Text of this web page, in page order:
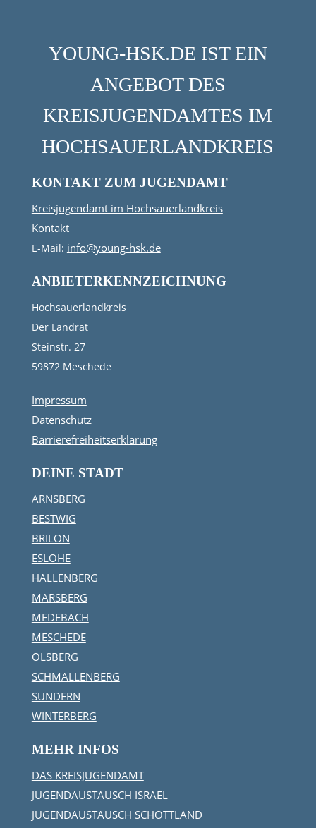
YOUNG-HSK.DE IST EIN
ANGEBOT DES
KREISJUGENDAMTES IM
HOCHSAUERLANDKREIS
KONTAKT ZUM JUGENDAMT
Kreisjugendamt im Hochsauerlandkreis
Kontakt
E-Mail: info@young-hsk.de
ANBIETERKENNZEICHNUNG
Hochsauerlandkreis
Der Landrat
Steinstr. 27
59872 Meschede
Impressum
Datenschutz
Barrierefreiheitserklärung
DEINE STADT
ARNSBERG
BESTWIG
BRILON
ESLOHE
HALLENBERG
MARSBERG
MEDEBACH
MESCHEDE
OLSBERG
SCHMALLENBERG
SUNDERN
WINTERBERG
MEHR INFOS
DAS KREISJUGENDAMT
JUGENDAUSTAUSCH ISRAEL
JUGENDAUSTAUSCH SCHOTTLAND